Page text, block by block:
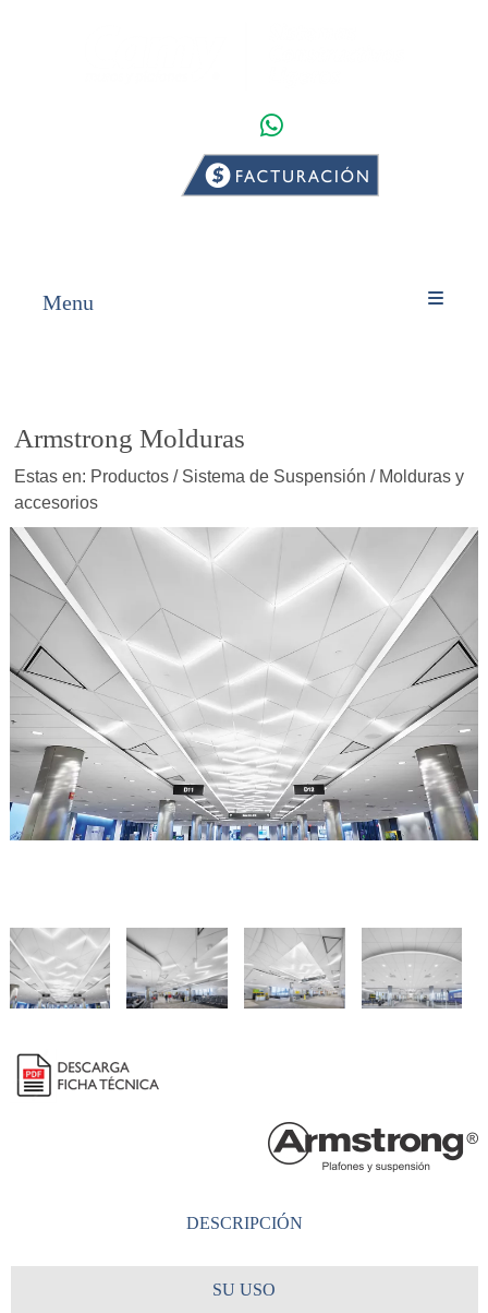
Menu
Armstrong Molduras
Estas en: Productos / Sistema de Suspensión / Molduras y
accesorios
DESCRIPCIÓN
SU USO